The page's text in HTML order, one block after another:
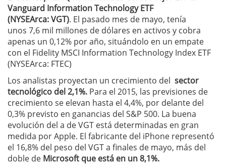
Vanguard Information Technology ETF
(NYSEArca: VGT). El pasado mes de mayo, tenía
unos 7,6 mil millones de dólares en activos y cobra
apenas un 0,12% por año, situándolo en un empate
con el Fidelity MSCI Information Technology Index ETF
(NYSEArca: FTEC)
Los analistas proyectan un crecimiento del sector
tecnológico del 2,1%. Para el 2015, las previsiones de
crecimiento se elevan hasta el 4,4%, por delante del
0,3% previsto en ganancias del S&P 500. La buena
evolución del a de VGT está determinadas en gran
medida por Apple. El fabricante del iPhone representó
el 16,8% del peso del VGT a finales de mayo, más del
doble de Microsoft que está en un 8,1%.